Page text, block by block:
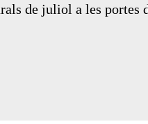
de juliol a les portes